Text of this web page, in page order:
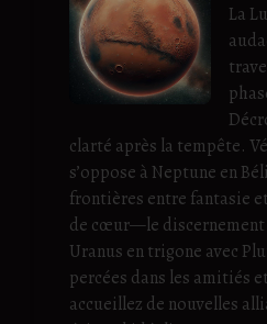
La
clarté après la tempête.
s’oppose à Neptune en
frontières entre fantasie
de cœur—le
Uranus en trigone avec
percées dans les amitiés
accueillez de nouvelles